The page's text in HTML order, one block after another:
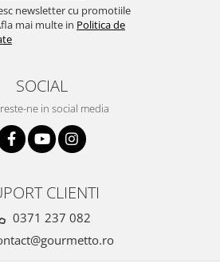
newsletter cu promotiile
mai multe in Politica de
SOCIAL
ne in social media
CLIENTI
0371 237 082